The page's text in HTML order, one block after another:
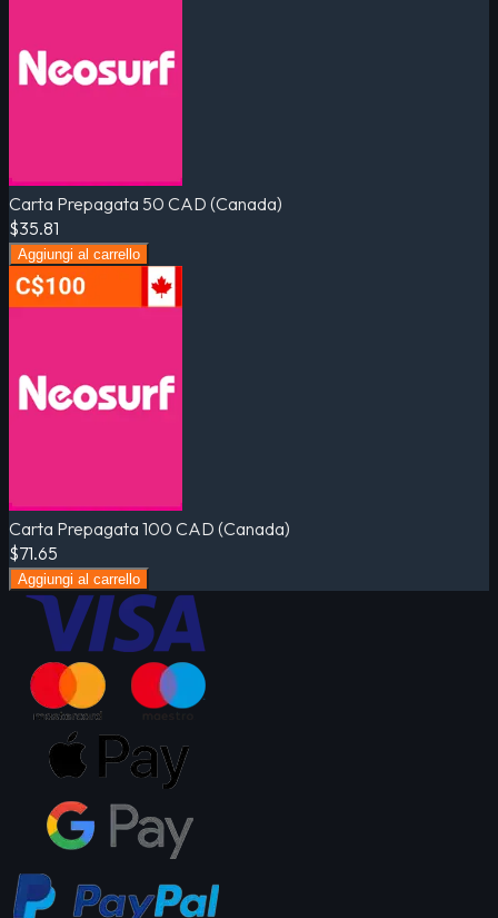
Carta Prepagata 50 CAD (Canada)
$35.81
Aggiungi al carrello
Carta Prepagata 100 CAD (Canada)
$71.65
Aggiungi al carrello